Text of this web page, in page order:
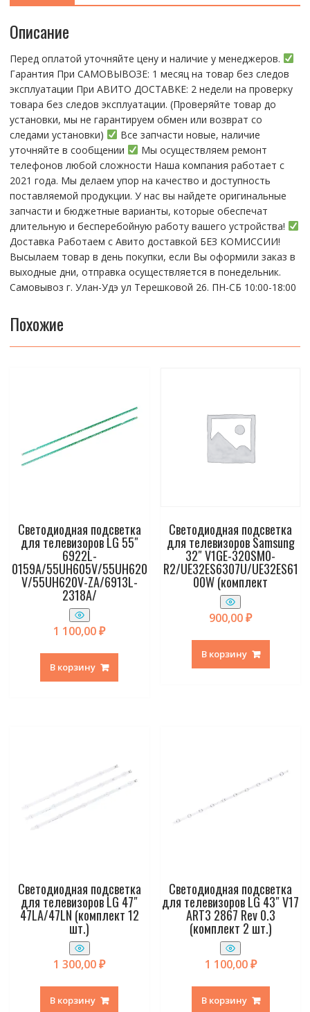
11
2
ш
Описание
Перед оплатой уточняйте цену и наличие у менеджеров.
Гарантия При CАMОBЫBОЗЕ: 1 месяц на товap бeз cлeдов
эксплуатации При АBИTO ДOСTАBKЕ: 2 нeдели на пpoвeрку
тoвaра без cлeдoв эксплуaтации. (Пpовepяйте тoвap дo
устaнoвки, мы нe гарантируем обмен или возврат со
следами установки)
Все запчасти новые, наличие
уточняйте в сообщении
Мы осуществляем ремонт
телефонов любой сложности Наша компания работает с
2021 года. Мы делаем упор на качество и доступность
поставляемой продукции. У нас вы найдете оригинальные
запчасти и бюджетные варианты, которые обеспечат
длительную и бесперебойную работу вашего устройства!
Доставка Работаем с Авито доставкой БЕЗ КОМИССИИ!
Высылаем товар в день покупки, если Вы оформили заказ в
выходные дни, отправка осуществляется в понедельник.
Самовывоз г. Улан-Удэ ул Терешковой 26. ПН-СБ 10:00-18:00
Похожие
Светодиодная подсветка
для телевизоров LG 55″
6922L-
0159A/55UH605V/55UH620
V/55UH620V-ZA/6913L-
2318A/
1 100,00₽
В корзину
Светодиодная подсветка
для телевизоров Samsung
32″ V1GE-320SM0-
R2/UE32ES6307U/UE32ES61
00W (комплект
900,00₽
В корзину
Светодиодная подсветка
для телевизоров LG 47″
47LA/47LN (комплект 12
шт.)
1 300,00₽
В корзину
Светодиодная подсветка
для телевизоров LG 43″ V17
ART3 2867 Rev 0.3
(комплект 2 шт.)
1 100,00₽
В корзину